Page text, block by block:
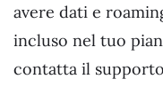
avere dati e
incluso nel tuo
contatta il